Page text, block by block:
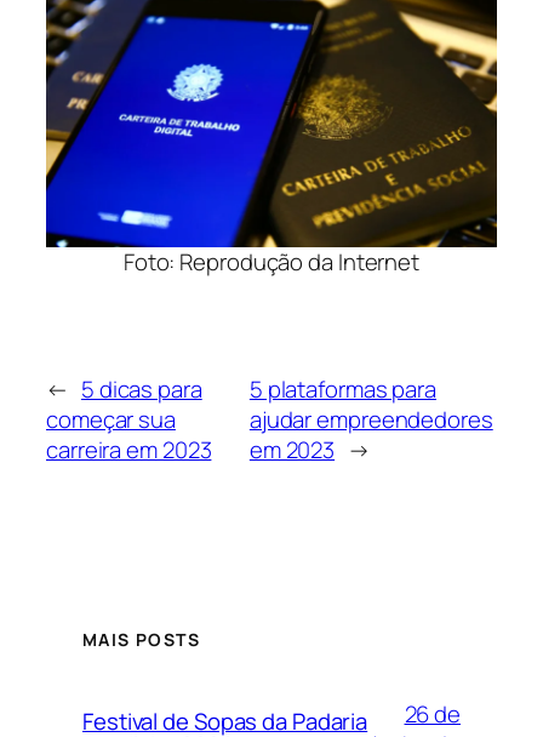
Foto: Reprodução da Internet
← 5 dicas para
começar sua
carreira em 2023
5 plataformas para
ajudar empreendedores
em 2023 →
MAIS POSTS
Festival de Sopas da Padaria
26 de